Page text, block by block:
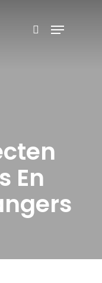
Zoekensearch
Menu
En